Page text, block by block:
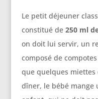
Le petit déjeuner
constitué de 250 ml
on doit lui servir, un
composé de
que quelques miettes
dîner, le bébé mange